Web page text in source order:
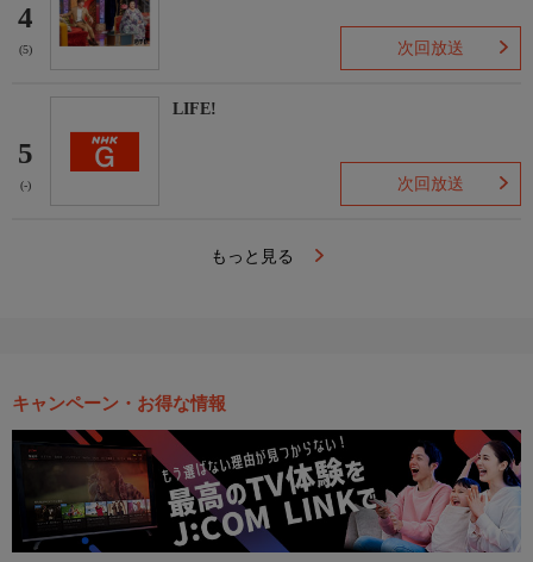
4
(5) 次回放送
5
(-)
LIFE!
次回放送
もっと見る
キャンペーン・お得な情報